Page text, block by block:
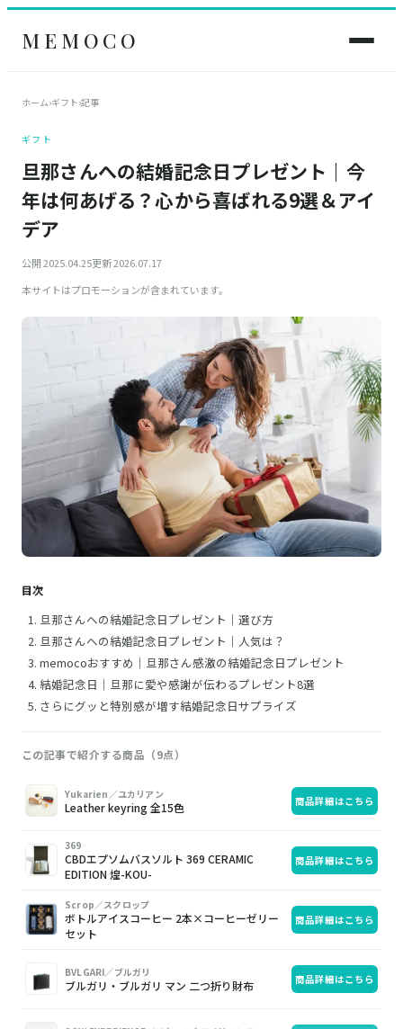
MEMOCO
ホーム›ギフト›記事
ギフト
旦那さんへの結婚記念日プレゼント｜今
年は何あげる？心から喜ばれる9選＆アイ
デア
公開 2025.04.25更新 2026.07.17
本サイトはプロモーションが含まれています。
目次
旦那さんへの結婚記念日プレゼント｜選び方
旦那さんへの結婚記念日プレゼント｜人気は？
memocoおすすめ｜旦那さん感激の結婚記念日プレゼント
結婚記念日｜旦那に愛や感謝が伝わるプレゼント8選
さらにグッと特別感が増す結婚記念日サプライズ
この記事で紹介する商品（9点）
像品入
Yukarien／ユカリアン
Leather keyring 全15色 商品詳細はこちら
369
CBDエプソムバスソルト 369 CERAMIC
EDITION 煌-KOU-
商品詳細はこちら
Scrop／スクロップ
ボトルアイスコーヒー 2本×コーヒーゼリー
セット
商品詳細はこちら
BVLGARI／ブルガリ
ブルガリ・ブルガリ マン 二つ折り財布 商品詳細はこちら